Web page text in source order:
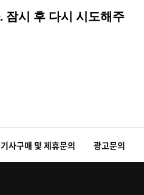
기사구매 및 제휴문의 광고문의